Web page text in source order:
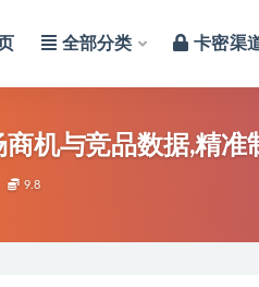
全部分类 卡密渠
机与竞品数据,精准
9.8